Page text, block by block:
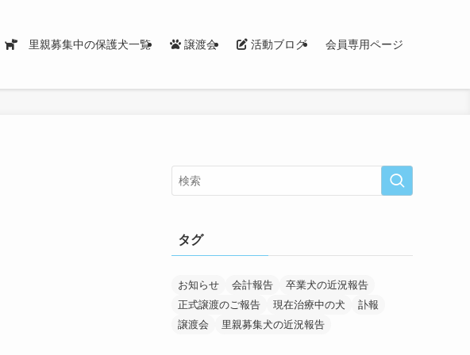
里親募集中の保護犬一覧 譲渡会 活動ブログ 会員専用ページ
タグ
お知らせ 会計報告
卒業犬の近況報告
正式譲渡のご報告
現在治療中の犬
訃報
譲渡会
里親募集犬の近況報告